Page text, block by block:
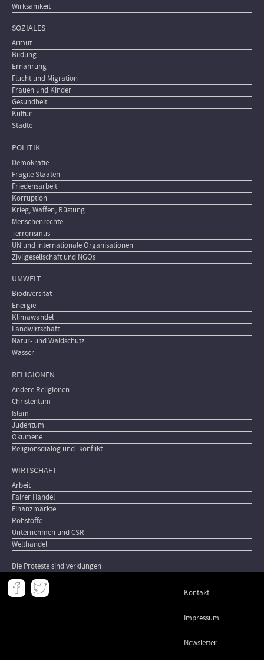
Wirksamkeit
SOZIALES
Armut
Bildung
Ernährung
Flucht und Migration
Frauen und Kinder
Gesundheit
Kultur
Städte
POLITIK
Demokratie
Fragile Staaten
Friedensarbeit
Korruption
Krieg, Waffen, Rüstung
Menschenrechte
Terrorismus
UN und internationale Organisationen
Zivilgesellschaft und NGOs
UMWELT
Biodiversität
Energie
Klimawandel
Landwirtschaft
Natur- und Waldschutz
Wasser
RELIGIONEN
Andere Religionen
Christentum
Islam
Judentum
Ökumene
Religionsdialog und -konflikt
WIRTSCHAFT
Arbeit
Fairer Handel
Finanzmärkte
Rohstoffe
Unternehmen und CSR
Welthandel
Die Proteste sind verklungen
Meta
- Kontakt
Impressum
Newsletter